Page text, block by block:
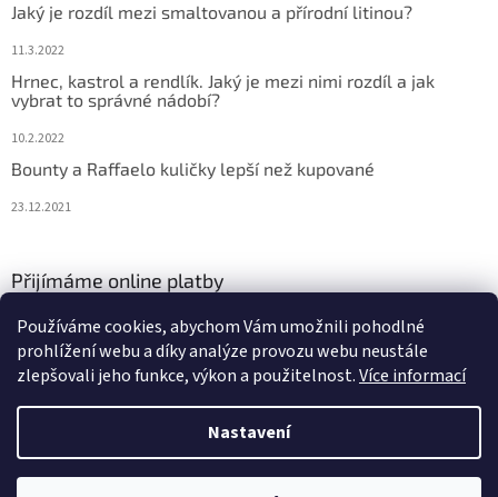
Používáme cookies, abychom Vám umožnili pohodlné
prohlížení webu a díky analýze provozu webu neustále
zlepšovali jeho funkce, výkon a použitelnost.Více informací
Nastavení
Jaký je rozdíl mezi smaltovanou a přírodní litinou?
11.3.2022
Hrnec, kastrol a rendlík. Jaký je mezi nimi rozdíl a jak
vybrat to správné nádobí?
10.2.2022
Bounty a Raffaelo kuličky lepší než kupované
23.12.2021
Přijímáme online platby
Vytvořil Shoptet